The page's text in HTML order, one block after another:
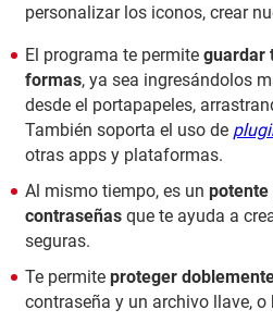
personalizar los iconos, crear
El programa te permite guardar
formas, ya sea ingresándolos
desde el portapapeles,
También soporta el uso de
otras apps y plataformas.
Al mismo tiempo, es un potente
contraseñas que te ayuda a
seguras.
Te permite proteger
contraseña y un archivo llave,